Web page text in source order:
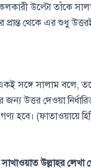
উল্টো তাঁকে
থেকে এর শুধু
সঙ্গে সালাম বলে,
উত্তর দেওয়া
গণ্য হবে।
উল্লাহর লেখা